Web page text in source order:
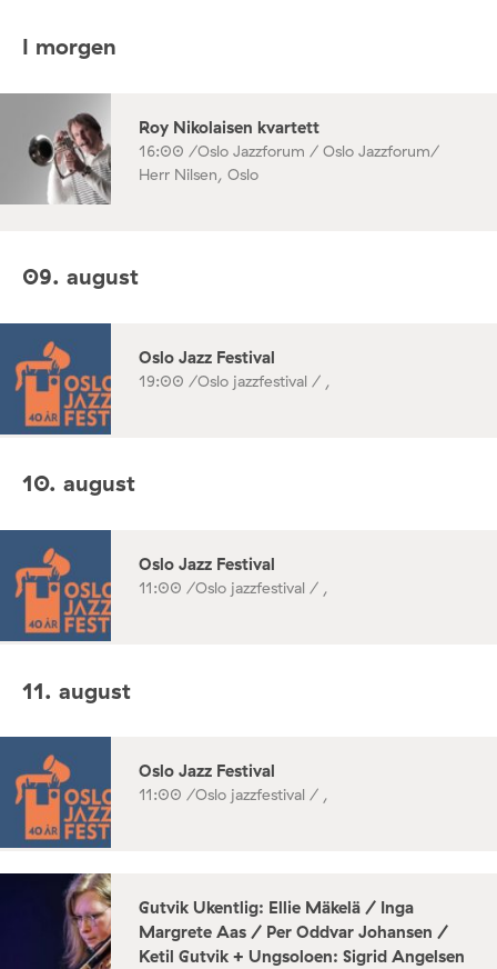
I morgen
Roy Nikolaisen kvartett
16:00 /Oslo Jazzforum / Oslo Jazzforum/
Herr Nilsen, Oslo
09. august
Oslo Jazz Festival
19:00 /Oslo jazzfestival / ,
10. august
Oslo Jazz Festival
11:00 /Oslo jazzfestival / ,
11. august
Oslo Jazz Festival
11:00 /Oslo jazzfestival / ,
Gutvik Ukentlig: Ellie Mäkelä / Inga
Margrete Aas / Per Oddvar Johansen /
Ketil Gutvik + Ungsoloen: Sigrid Angelsen